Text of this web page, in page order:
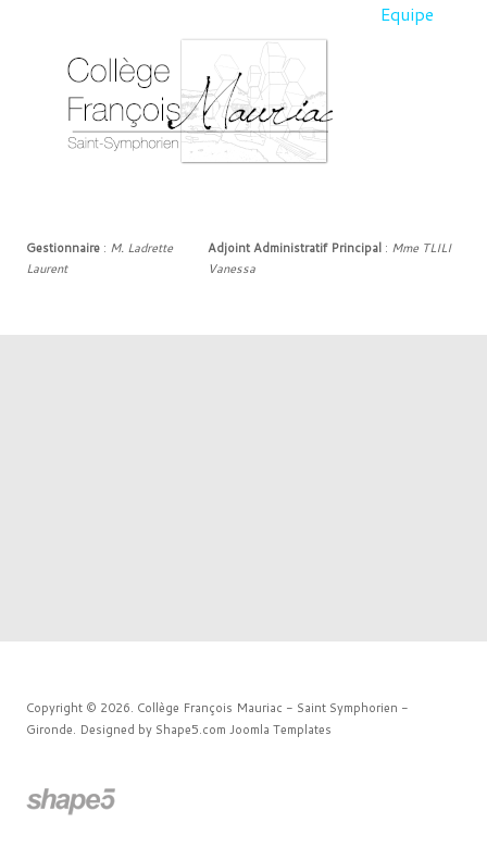
Equipe
Gestionnaire: M. Ladrette
Laurent
Adjoint Administratif Principal: Mme TLILI
Vanessa
Copyright © 2026. Collège François Mauriac - Saint Symphorien -
Gironde. Designed by Shape5.com Joomla Templates